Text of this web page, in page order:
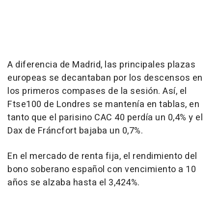
A diferencia de Madrid, las principales plazas
europeas se decantaban por los descensos en
los primeros compases de la sesión. Así, el
Ftse100 de Londres se mantenía en tablas, en
tanto que el parisino CAC 40 perdía un 0,4% y el
Dax de Fráncfort bajaba un 0,7%.
En el mercado de renta fija, el rendimiento del
bono soberano español con vencimiento a 10
años se alzaba hasta el 3,424%.